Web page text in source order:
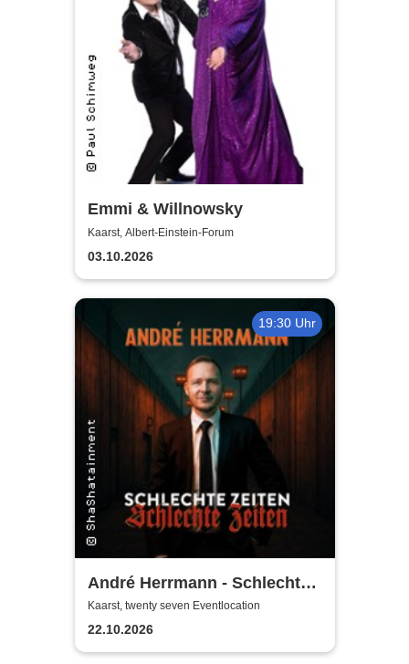
Emmi & Willnowsky
Kaarst, Albert-Einstein-Forum
03.10.2026
19:30 Uhr
André Herrmann - Schlechte
Zeiten Schlechte Zeiten
Kaarst, twenty seven Eventlocation
22.10.2026